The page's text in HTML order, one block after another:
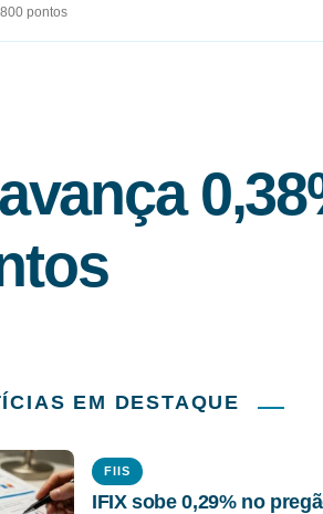
pontos
EM DESTAQUE
FIIS
IFIX sobe 0,29% no